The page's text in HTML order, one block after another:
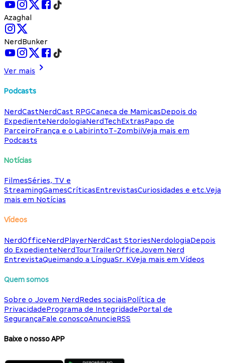
Azaghal
NerdBunker
Ver mais
Podcasts
NerdCastNerdCast RPGCaneca de MamicasDepois do
ExpedienteNerdologiaNerdTechExtrasPapo de
ParceiroFrança e o LabirintoT-ZombiiVeja mais em
Podcasts
Notícias
FilmesSéries, TV e
StreamingGamesCríticasEntrevistasCuriosidades e etc.Veja
mais em Notícias
Vídeos
NerdOfficeNerdPlayerNerdCast StoriesNerdologiaDepois
do ExpedienteNerdTourTrailerOfficeJovem Nerd
EntrevistaQueimando a LínguaSr. KVeja mais em Vídeos
Quem somos
Sobre o Jovem NerdRedes sociaisPolítica de
PrivacidadePrograma de IntegridadePortal de
SegurançaFale conoscoAnuncieRSS
Baixe o nosso APP